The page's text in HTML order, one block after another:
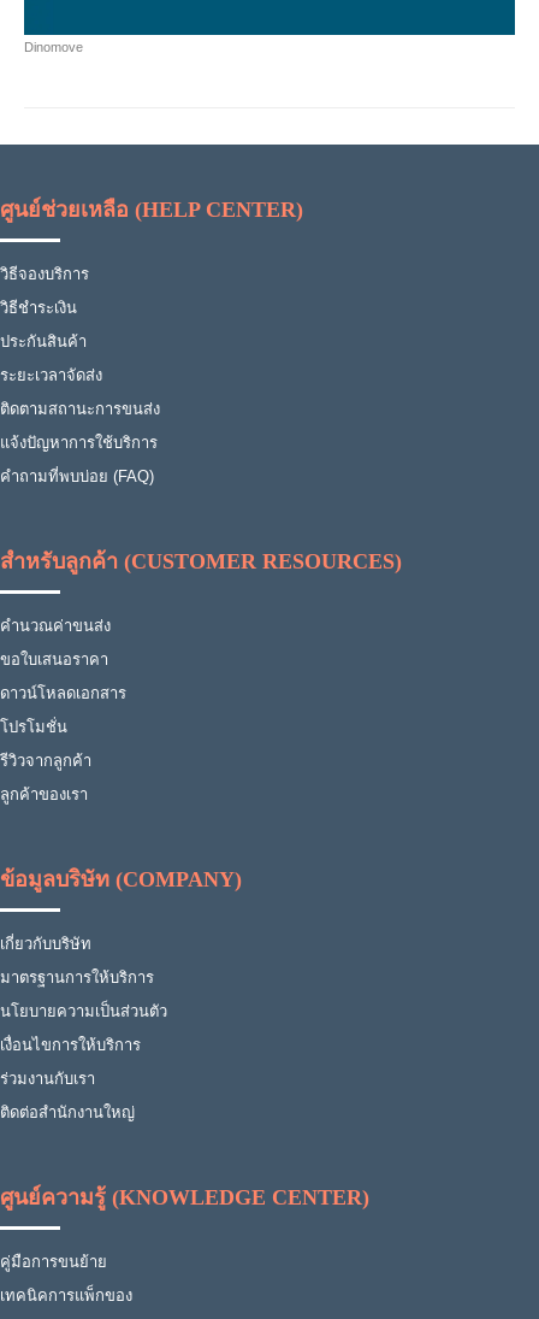
Dinomove
ศูนย์ช่วยเหลือ (HELP CENTER)
วิธีจองบริการ
วิธีชำระเงิน
ประกันสินค้า
ระยะเวลาจัดส่ง
ติดตามสถานะการขนส่ง
แจ้งปัญหาการใช้บริการ
คำถามที่พบบ่อย (FAQ)
สำหรับลูกค้า (CUSTOMER RESOURCES)
คำนวณค่าขนส่ง
ขอใบเสนอราคา
ดาวน์โหลดเอกสาร
โปรโมชั่น
รีวิวจากลูกค้า
ลูกค้าของเรา
ข้อมูลบริษัท (COMPANY)
เกี่ยวกับบริษัท
มาตรฐานการให้บริการ
นโยบายความเป็นส่วนตัว
เงื่อนไขการให้บริการ
ร่วมงานกับเรา
ติดต่อสำนักงานใหญ่
ศูนย์ความรู้ (KNOWLEDGE CENTER)
คู่มือการขนย้าย
เทคนิคการแพ็กของ